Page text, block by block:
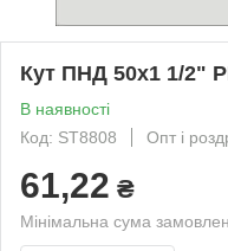
Кут ПНД 50х1 1/2"
В наявності
Код: ST8808
Опт і
61,22 ₴
Мінімальна сума